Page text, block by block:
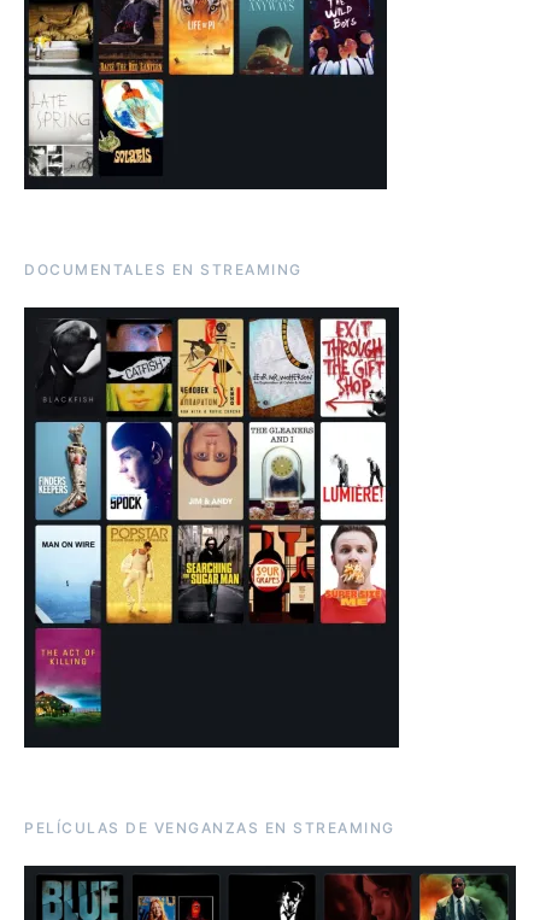
DOCUMENTALES EN STREAMING
PELÍCULAS DE VENGANZAS EN STREAMING